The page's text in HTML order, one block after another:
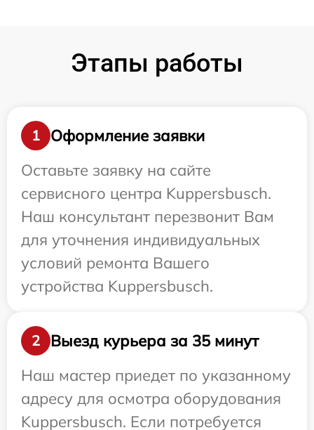
Этапы работы
1
Оформление заявки
Оставьте заявку на сайте
сервисного центра Kuppersbusch.
Наш консультант перезвонит Вам
для уточнения индивидуальных
условий ремонта Вашего
устройства Kuppersbusch.
2
Выезд курьера за 35 минут
Наш мастер приедет по указанному
адресу для осмотра оборудования
Kuppersbusch. Если потребуется